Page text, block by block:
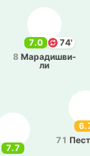
7.7
71
7.0
74'
8 Ма­ра­ди­шви­
ли